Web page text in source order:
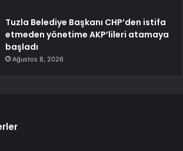
Tuzla Belediye Başkanı CHP’den istifa
etmeden yönetime AKP’lileri atamaya
başladı
Ağustos 8, 2026